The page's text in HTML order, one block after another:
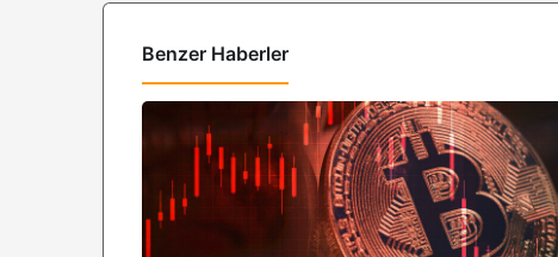
Benzer Haberler